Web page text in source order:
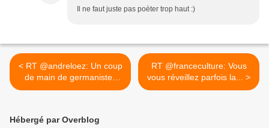
Il ne faut juste pas poèter trop haut :)
< RT @andreloez: Un coup
de main de germanistes
pour...
RT @franceculture: Vous
vous réveillez parfois la... >
Hébergé par Overblog